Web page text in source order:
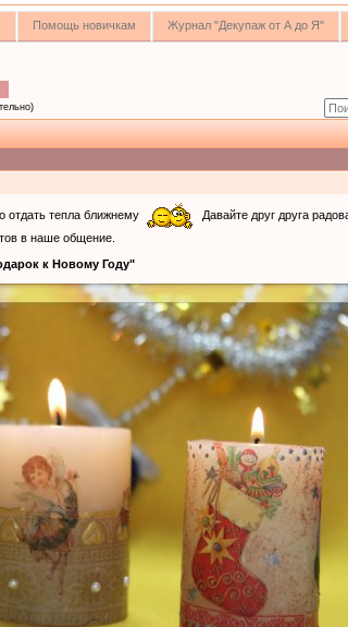
Помощь новичкам Журнал "Декупаж от А до Я"
отдать тепла ближнему
Давайте друг друга
в наше общение.
к Новому Году"